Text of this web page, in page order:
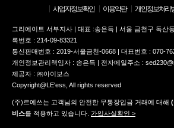
사업자정보확인 이용약관 개인정보처리
그리에이트 서부지사 | 대표 :송은득 | 서울 금천구 독산
록번호 : 214-09-83321
통신판매번호 : 2019-서울금천-0668 | 대표번호 : 070-
개인정보관리책임자 : 송은득 | 전자메일주소 :
제공자 : ㈜아이보스
Copyright@LE'ess, All rights reserved
(주)르에쓰는 고객님의 안전한 무통장입금 거래에 대해
비스를 적용하고 있습니다. 가입사실확인 >